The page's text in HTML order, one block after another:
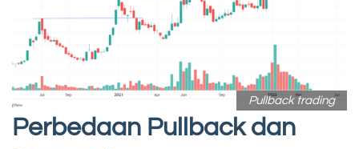
Pullback trading
Perbedaan Pullback dan